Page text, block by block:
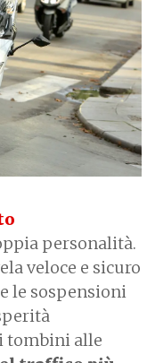
personalità.
veloce e sicuro
le sospensioni
tombini alle